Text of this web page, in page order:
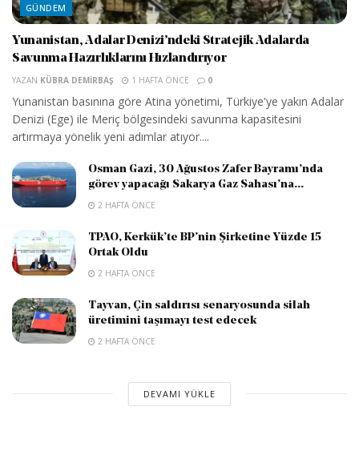
GÜNDEM
Yunanistan, Adalar Denizi’ndeki Stratejik Adalarda
Savunma Hazırlıklarını Hızlandırıyor
YAZAN KÜBRA DEMIRBAŞ 1 HAFTA ÖNCE 0
Yunanistan basınına göre Atina yönetimi, Türkiye'ye yakın Adalar
Denizi (Ege) ile Meriç bölgesindeki savunma kapasitesini
artırmaya yönelik yeni adımlar atıyor....
Osman Gazi, 30 Ağustos Zafer Bayramı’nda
görev yapacağı Sakarya Gaz Sahası’na...
2 HAFTA ÖNCE
TPAO, Kerkük’te BP’nin Şirketine Yüzde 15
Ortak Oldu
2 HAFTA ÖNCE
Tayvan, Çin saldırısı senaryosunda silah
üretimini taşımayı test edecek
2 HAFTA ÖNCE
DEVAMI YÜKLE